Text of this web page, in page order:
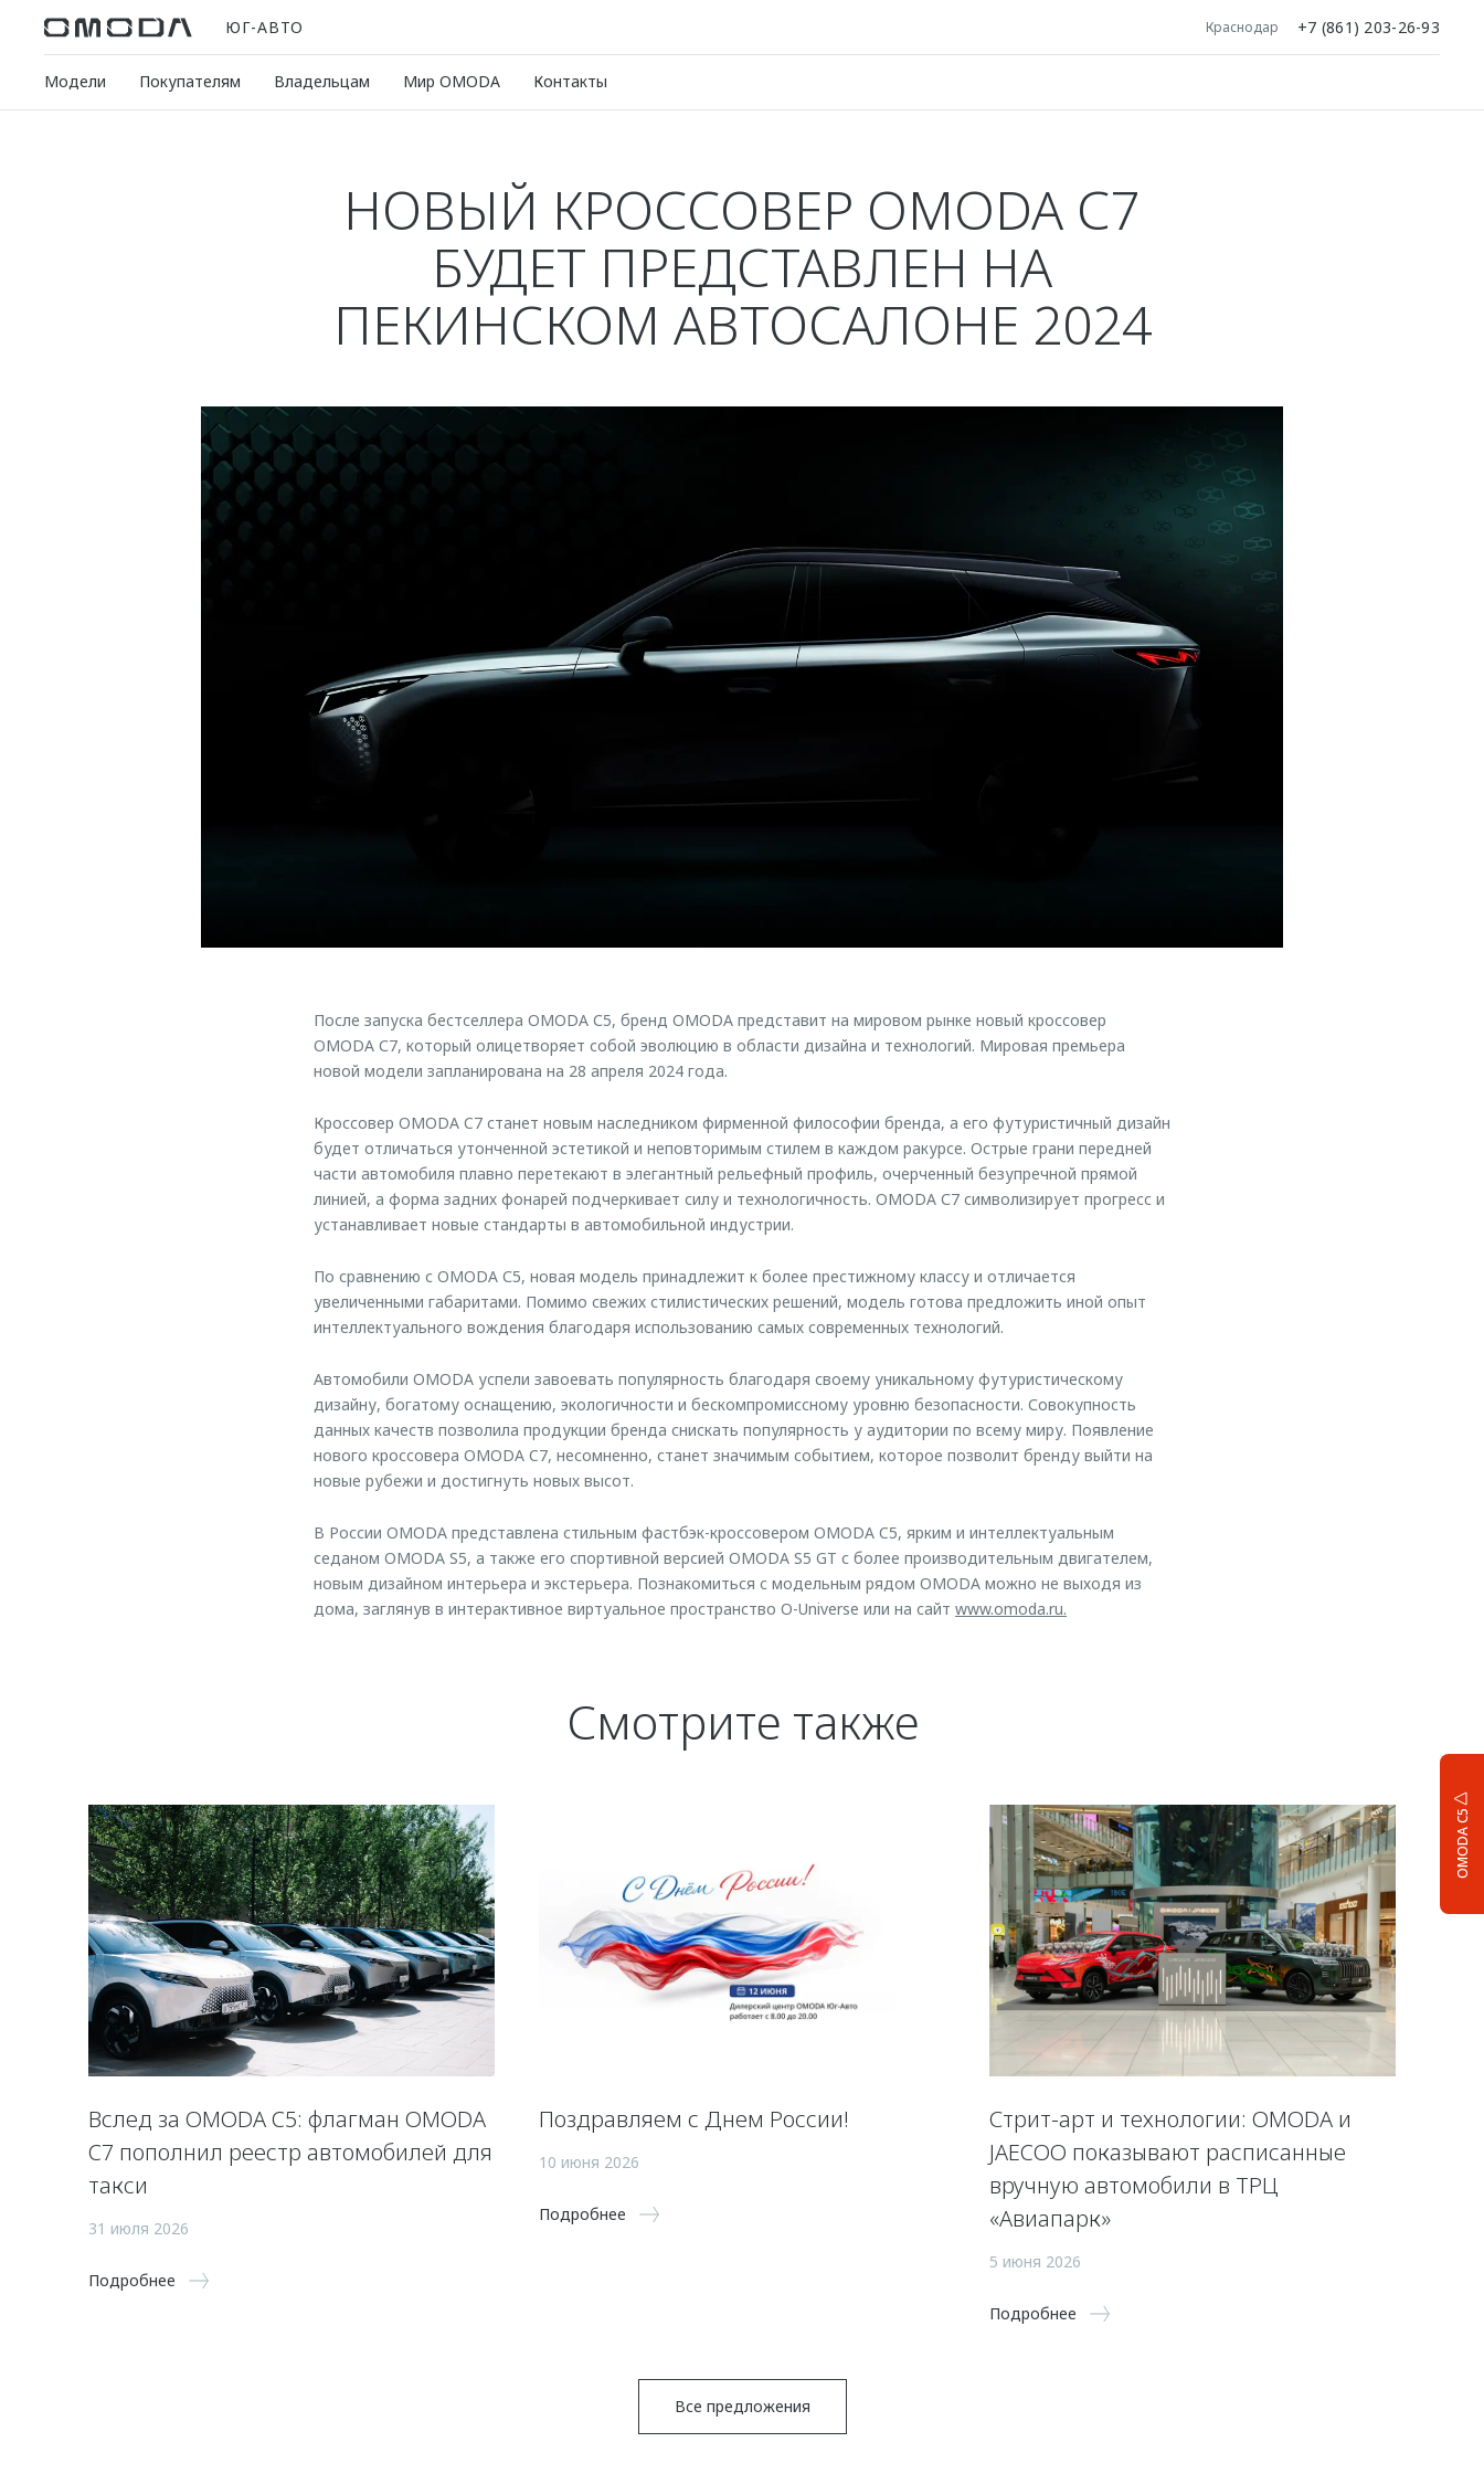
ЮГ-АВТО Краснодар +7 (861) 203-26-93
Модели Покупателям Владельцам Мир OMODA Контакты
OMODA C5
НОВЫЙ КРОССОВЕР OMODA С7
БУДЕТ ПРЕДСТАВЛЕН НА
ПЕКИНСКОМ АВТОСАЛОНЕ 2024
После запуска бестселлера OMODA С5, бренд OMODA представит на мировом рынке новый кроссовер
OMODA С7, который олицетворяет собой эволюцию в области дизайна и технологий. Мировая премьера
новой модели запланирована на 28 апреля 2024 года.
Кроссовер OMODA C7 станет новым наследником фирменной философии бренда, а его футуристичный дизайн
будет отличаться утонченной эстетикой и неповторимым стилем в каждом ракурсе. Острые грани передней
части автомобиля плавно перетекают в элегантный рельефный профиль, очерченный безупречной прямой
линией, а форма задних фонарей подчеркивает силу и технологичность. OMODA С7 символизирует прогресс и
устанавливает новые стандарты в автомобильной индустрии.
По сравнению с OMODA С5, новая модель принадлежит к более престижному классу и отличается
увеличенными габаритами. Помимо свежих стилистических решений, модель готова предложить иной опыт
интеллектуального вождения благодаря использованию самых современных технологий.
Автомобили OMODA успели завоевать популярность благодаря своему уникальному футуристическому
дизайну, богатому оснащению, экологичности и бескомпромиссному уровню безопасности. Совокупность
данных качеств позволила продукции бренда снискать популярность у аудитории по всему миру. Появление
нового кроссовера OMODA C7, несомненно, станет значимым событием, которое позволит бренду выйти на
новые рубежи и достигнуть новых высот.
В России OMODA представлена стильным фастбэк-кроссовером OMODA C5, ярким и интеллектуальным
седаном OMODA S5, а также его спортивной версией OMODA S5 GT с более производительным двигателем,
новым дизайном интерьера и экстерьера. Познакомиться с модельным рядом OMODA можно не выходя из
дома, заглянув в интерактивное виртуальное пространство O-Universe или на сайт www.omoda.ru.
Смотрите также
Вслед за OMODA C5: флагман OMODA
C7 пополнил реестр автомобилей для
такси
31 июля 2026
Подробнее
Поздравляем с Днем России!
10 июня 2026
Подробнее
Стрит-арт и технологии: OMODA и
JAECOO показывают расписанные
вручную автомобили в ТРЦ
«Авиапарк»
5 июня 2026
Подробнее
Все предложения